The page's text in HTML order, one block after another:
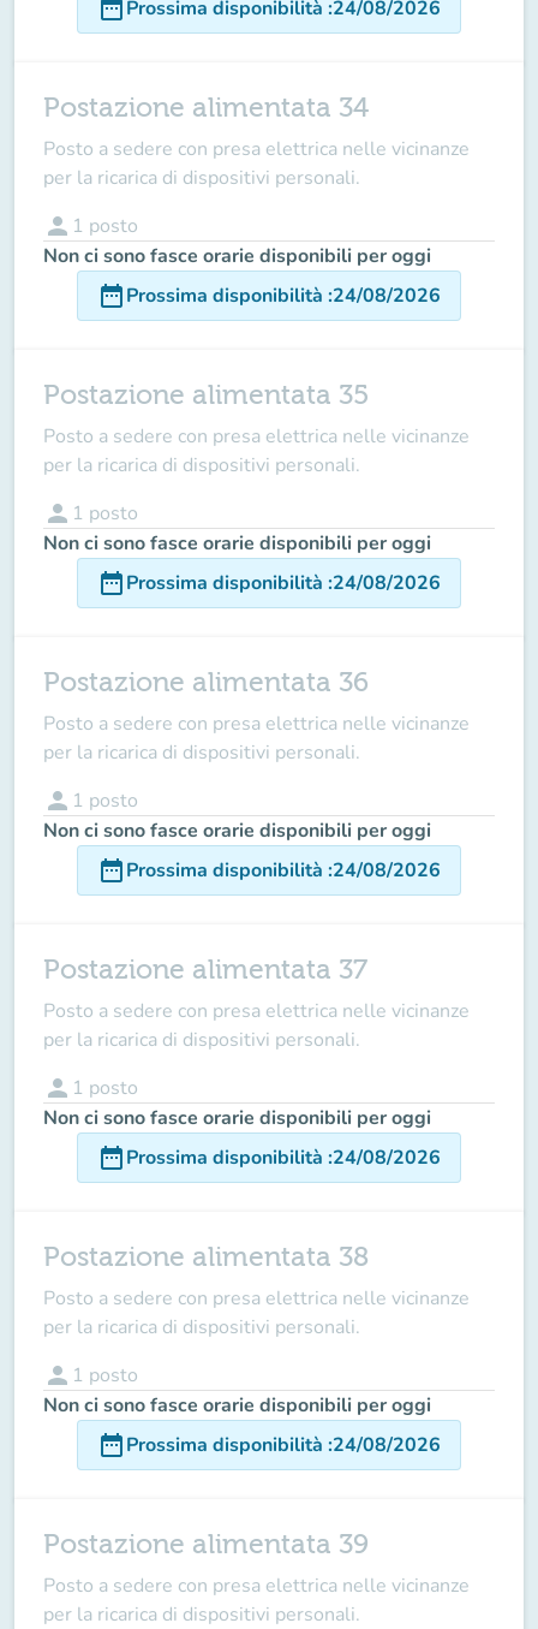
date_rangeProssima disponibilità :24/08/2026
Postazione alimentata 34
Posto a sedere con presa elettrica nelle vicinanze
per la ricarica di dispositivi personali.
person 1 posto
Non ci sono fasce orarie disponibili per oggi
date_rangeProssima disponibilità :24/08/2026
Postazione alimentata 35
Posto a sedere con presa elettrica nelle vicinanze
per la ricarica di dispositivi personali.
person 1 posto
Non ci sono fasce orarie disponibili per oggi
date_rangeProssima disponibilità :24/08/2026
Postazione alimentata 36
Posto a sedere con presa elettrica nelle vicinanze
per la ricarica di dispositivi personali.
person 1 posto
Non ci sono fasce orarie disponibili per oggi
date_rangeProssima disponibilità :24/08/2026
Postazione alimentata 37
Posto a sedere con presa elettrica nelle vicinanze
per la ricarica di dispositivi personali.
person 1 posto
Non ci sono fasce orarie disponibili per oggi
date_rangeProssima disponibilità :24/08/2026
Postazione alimentata 38
Posto a sedere con presa elettrica nelle vicinanze
per la ricarica di dispositivi personali.
person 1 posto
Non ci sono fasce orarie disponibili per oggi
date_rangeProssima disponibilità :24/08/2026
Postazione alimentata 39
Posto a sedere con presa elettrica nelle vicinanze
per la ricarica di dispositivi personali.